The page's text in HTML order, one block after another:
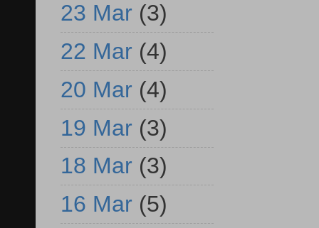
23 Mar (3)
22 Mar (4)
20 Mar (4)
19 Mar (3)
18 Mar (3)
16 Mar (5)